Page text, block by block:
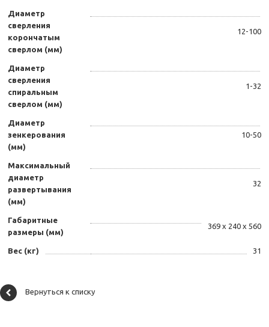
Диаметр
сверления
корончатым
сверлом (мм)
12-100
Диаметр
сверления
спиральным
сверлом (мм)
1-32
Диаметр
зенкерования
(мм)
10-50
Максимальный
диаметр
развертывания
(мм)
32
Габаритные
размеры (мм)
369 х 240 х 560
Вес (кг) 31
Вернуться к списку